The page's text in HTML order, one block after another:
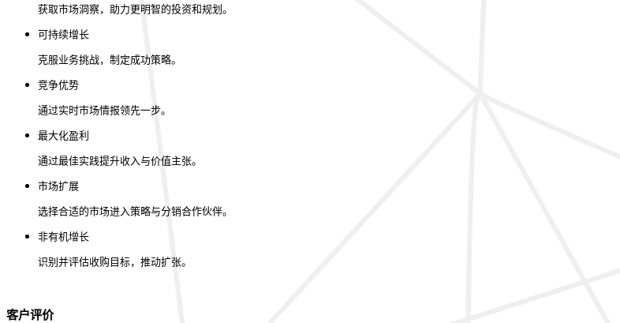
获取市场洞察，助力更明智的投资和规划。
可持续增长
克服业务挑战，制定成功策略。
竞争优势
通过实时市场情报领先一步。
最大化盈利
通过最佳实践提升收入与价值主张。
市场扩展
选择合适的市场进入策略与分销合作伙伴。
非有机增长
识别并评估收购目标，推动扩张。
客户评价